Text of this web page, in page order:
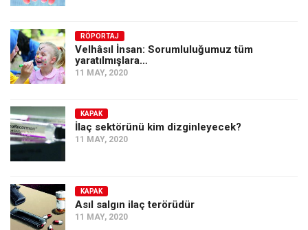
Amerika
Avustralya
Tarih
Düşünce
Dosyalar
RÖPORTAJ
Velhâsıl İnsan: Sorumluluğumuz tüm
yaratılmışlara…
11 MAY, 2020
KAPAK
İlaç sektörünü kim dizginleyecek?
11 MAY, 2020
KAPAK
Asıl salgın ilaç terörüdür
11 MAY, 2020